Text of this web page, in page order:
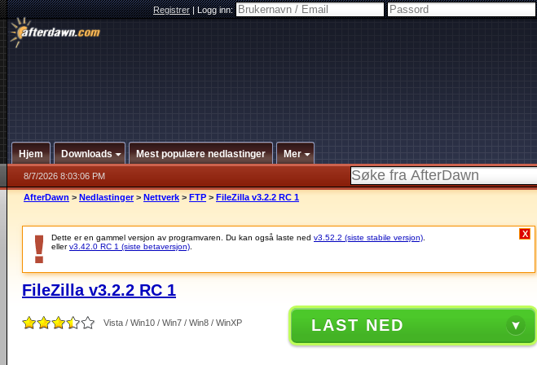
Registrer|Logg inn:
Hjem Downloads Mest populære nedlastinger Mer
8/7/2026 8:03:06 PM
AfterDawn > Nedlastinger > Nettverk > FTP > FileZilla v3.2.2 RC 1
Dette er en gammel versjon av programvaren. Du kan også laste ned v3.52.2 (siste stabile versjon)
ellerv3.42.0 RC 1 (siste betaversjon)
X
FileZilla v3.2.2 RC 1
Vista / Win10 / Win7 / Win8 / WinXP LAST NED